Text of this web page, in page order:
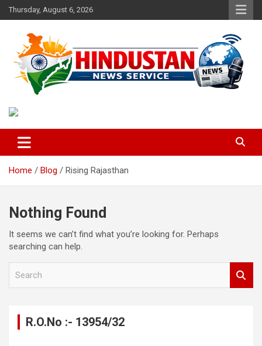
Skip
to
Thursday, August 6, 2026
Hindustan News Service
Home Blog Rising Rajasthan
Nothing Found
It seems we can’t find what you’re looking for. Perhaps
searching can help.
R.O.No :- 13954/32